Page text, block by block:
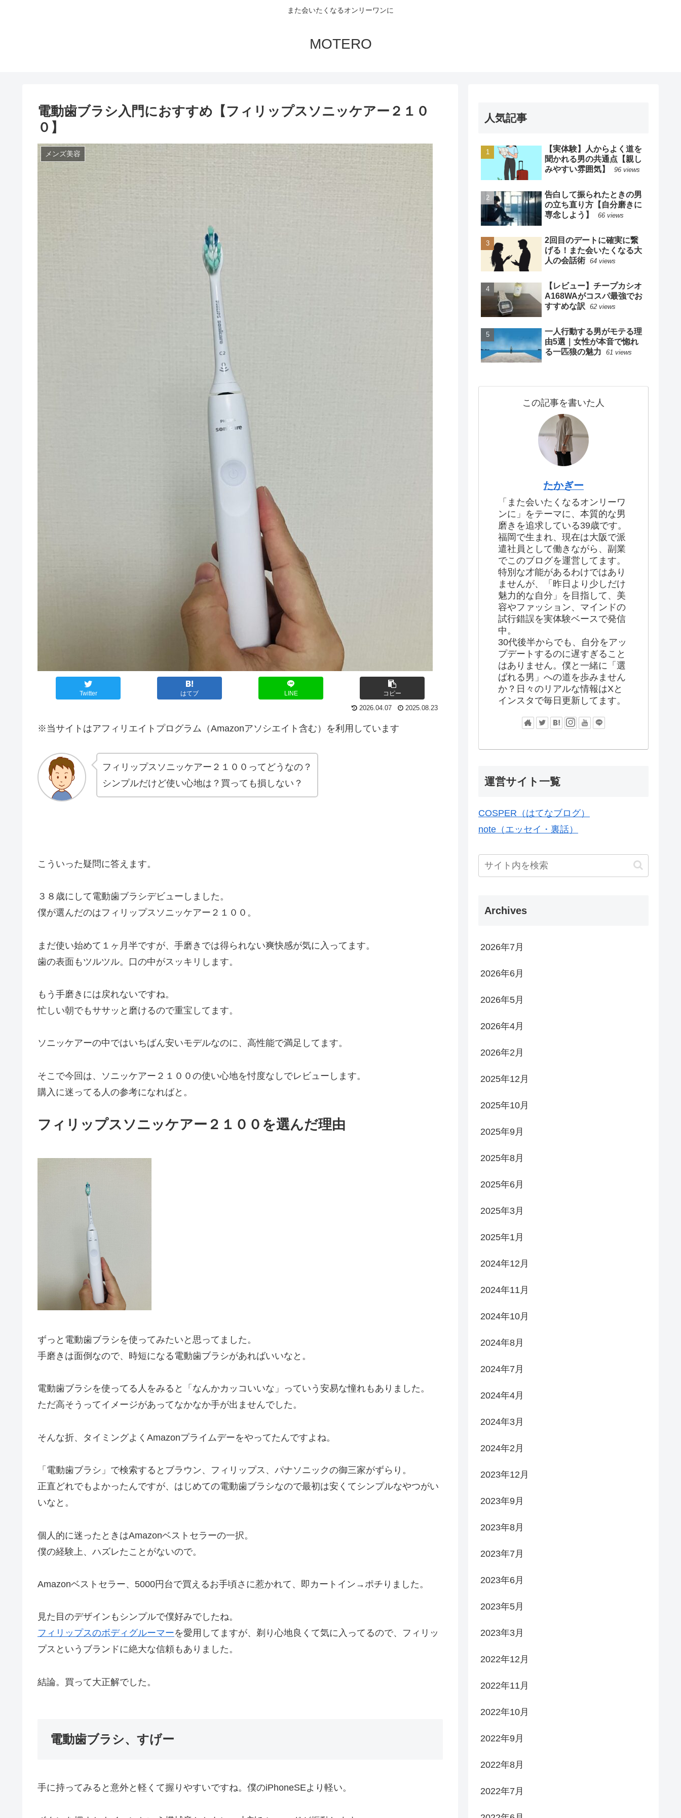
また会いたくなるオンリーワンに
MOTERO
電動歯ブラシ入門におすすめ【フィリップスソニッケアー２１０
０】
メンズ美容
Twitter はてブ LINE コピー
2026.04.07 2025.08.23
※当サイトはアフィリエイトプログラム（Amazonアソシエイト含む）を利用しています
フィリップスソニッケアー２１００ってどうなの？
シンプルだけど使い心地は？買っても損しない？
こういった疑問に答えます。
３８歳にして電動歯ブラシデビューしました。
僕が選んだのはフィリップスソニッケアー２１００。
まだ使い始めて１ヶ月半ですが、手磨きでは得られない爽快感が気に入ってます。
歯の表面もツルツル。口の中がスッキリします。
もう手磨きには戻れないですね。
忙しい朝でもササッと磨けるので重宝してます。
ソニッケアーの中ではいちばん安いモデルなのに、高性能で満足してます。
そこで今回は、ソニッケアー２１００の使い心地を忖度なしでレビューします。
購入に迷ってる人の参考になればと。
フィリップスソニッケアー２１００を選んだ理由
ずっと電動歯ブラシを使ってみたいと思ってました。
手磨きは面倒なので、時短になる電動歯ブラシがあればいいなと。
電動歯ブラシを使ってる人をみると「なんかカッコいいな」っていう安易な憧れもありました。
ただ高そうってイメージがあってなかなか手が出ませんでした。
そんな折、タイミングよくAmazonプライムデーをやってたんですよね。
「電動歯ブラシ」で検索するとブラウン、フィリップス、パナソニックの御三家がずらり。
正直どれでもよかったんですが、はじめての電動歯ブラシなので最初は安くてシンプルなやつがい
いなと。
個人的に迷ったときはAmazonベストセラーの一択。
僕の経験上、ハズレたことがないので。
Amazonベストセラー、5000円台で買えるお手頃さに惹かれて、即カートイン→ポチりました。
見た目のデザインもシンプルで僕好みでしたね。
フィリップスのボディグルーマーを愛用してますが、剃り心地良くて気に入ってるので、フィリッ
プスというブランドに絶大な信頼もありました。
結論。買って大正解でした。
電動歯ブラシ、すげー
手に持ってみると意外と軽くて握りやすいですね。僕のiPhoneSEより軽い。
人気記事
【実体験】人からよく道を
聞かれる男の共通点【親し
みやすい雰囲気】
96 views
告白して振られたときの男
の立ち直り方【自分磨きに
専念しよう】
66 views
2回目のデートに確実に繋
げる！また会いたくなる大
人の会話術 64 views
【レビュー】チープカシオ
A168WAがコスパ最強でお
すすめな訳
62 views
一人行動する男がモテる理
由5選｜女性が本音で惚れ
る一匹狼の魅力
61 views
この記事を書いた人
たかぎー
「また会いたくなるオンリーワ
ンに」をテーマに、本質的な男
磨きを追求している39歳です。
福岡で生まれ、現在は大阪で派
遣社員として働きながら、副業
でこのブログを運営してます。
特別な才能があるわけではあり
ませんが、「昨日より少しだけ
魅力的な自分」を目指して、美
容やファッション、マインドの
試行錯誤を実体験ベースで発信
中。
30代後半からでも、自分をアッ
プデートするのに遅すぎること
はありません。僕と一緒に「選
ばれる男」への道を歩みません
か？日々のリアルな情報はXと
インスタで毎日更新してます。
運営サイト一覧
COSPER（はてなブログ）
note（エッセイ・裏話）
Archives
2026年7月
2026年6月
2026年5月
2026年4月
2026年2月
2025年12月
2025年10月
2025年9月
2025年8月
2025年6月
2025年3月
2025年1月
2024年12月
2024年11月
2024年10月
2024年8月
2024年7月
2024年4月
2024年3月
2024年2月
2023年12月
2023年9月
2023年8月
2023年7月
2023年6月
2023年5月
2023年3月
2022年12月
2022年11月
2022年10月
2022年9月
2022年8月
2022年7月